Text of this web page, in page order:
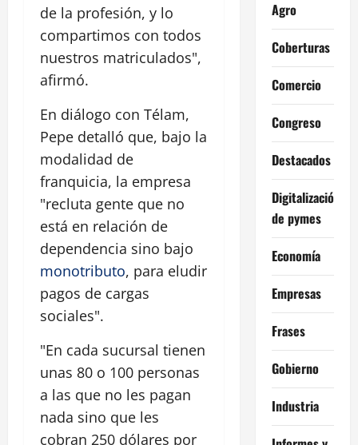
de la profesión, y lo
compartimos con todos
nuestros matriculados",
afirmó.
En diálogo con Télam,
Pepe detalló que, bajo la
modalidad de
franquicia, la empresa
"recluta gente que no
está en relación de
dependencia sino bajo
monotributo, para eludir
pagos de cargas
sociales".
"En cada sucursal tienen
unas 80 o 100 personas
a las que no les pagan
nada sino que les
cobran 250 dólares por
Agro
Coberturas
Comercio
Congreso
Destacados
Digitalización
de pymes
Economía
Empresas
Frases
Gobierno
Industria